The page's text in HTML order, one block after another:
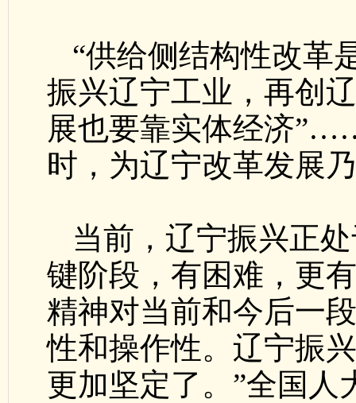
“供给侧结构性改革
振兴辽宁工业，再创
展也要靠实体经济
时，为辽宁改革发展
当前，辽宁振兴正
键阶段，有困难，更
精神对当前和今后一
性和操作性。辽宁振
更加坚定了。”全国人